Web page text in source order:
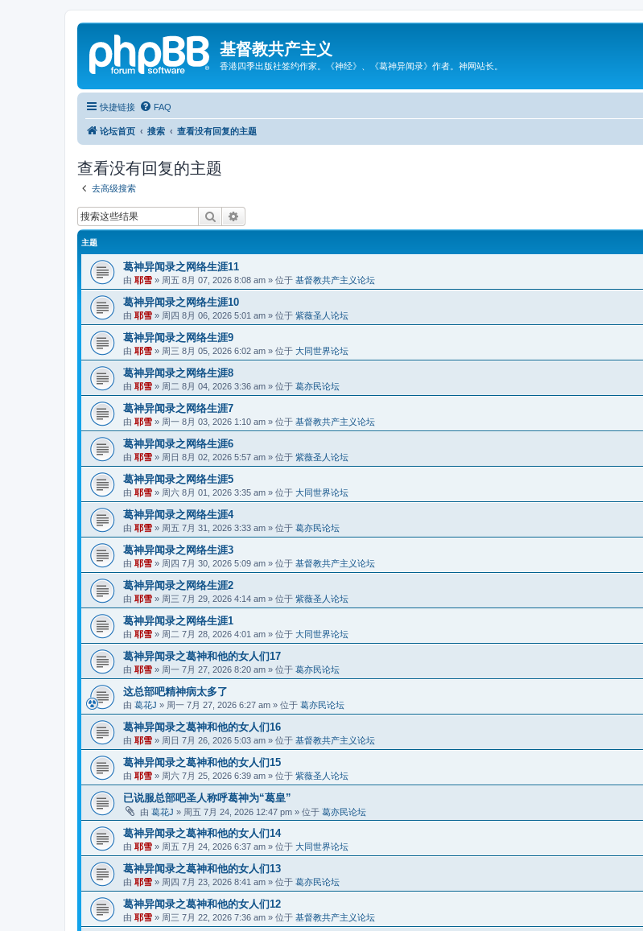
基督教共产主义
香港四季出版社签约作家。《神经》、《葛神异闻录》作者。神网站长。
快捷链接 FAQ
论坛首页 搜索 查看没有回复的主题
查看没有回复的主题
去高级搜索
搜索
主题
葛神异闻录之网络生涯11
由 耶雪 » 周五 8月 07, 2026 8:08 am » 位于 基督教共产主义论坛
葛神异闻录之网络生涯10
由 耶雪 » 周四 8月 06, 2026 5:01 am » 位于 紫薇圣人论坛
葛神异闻录之网络生涯9
由 耶雪 » 周三 8月 05, 2026 6:02 am » 位于 大同世界论坛
葛神异闻录之网络生涯8
由 耶雪 » 周二 8月 04, 2026 3:36 am » 位于 葛亦民论坛
葛神异闻录之网络生涯7
由 耶雪 » 周一 8月 03, 2026 1:10 am » 位于 基督教共产主义论坛
葛神异闻录之网络生涯6
由 耶雪 » 周日 8月 02, 2026 5:57 am » 位于 紫薇圣人论坛
葛神异闻录之网络生涯5
由 耶雪 » 周六 8月 01, 2026 3:35 am » 位于 大同世界论坛
葛神异闻录之网络生涯4
由 耶雪 » 周五 7月 31, 2026 3:33 am » 位于 葛亦民论坛
葛神异闻录之网络生涯3
由 耶雪 » 周四 7月 30, 2026 5:09 am » 位于 基督教共产主义论坛
葛神异闻录之网络生涯2
由 耶雪 » 周三 7月 29, 2026 4:14 am » 位于 紫薇圣人论坛
葛神异闻录之网络生涯1
由 耶雪 » 周二 7月 28, 2026 4:01 am » 位于 大同世界论坛
葛神异闻录之葛神和他的女人们17
由 耶雪 » 周一 7月 27, 2026 8:20 am » 位于 葛亦民论坛
这总部吧精神病太多了
由 葛花J » 周一 7月 27, 2026 6:27 am » 位于 葛亦民论坛
葛神异闻录之葛神和他的女人们16
由 耶雪 » 周日 7月 26, 2026 5:03 am » 位于 基督教共产主义论坛
葛神异闻录之葛神和他的女人们15
由 耶雪 » 周六 7月 25, 2026 6:39 am » 位于 紫薇圣人论坛
已说服总部吧圣人称呼葛神为“葛皇”
由 葛花J » 周五 7月 24, 2026 12:47 pm » 位于 葛亦民论坛
葛神异闻录之葛神和他的女人们14
由 耶雪 » 周五 7月 24, 2026 6:37 am » 位于 大同世界论坛
葛神异闻录之葛神和他的女人们13
由 耶雪 » 周四 7月 23, 2026 8:41 am » 位于 葛亦民论坛
葛神异闻录之葛神和他的女人们12
由 耶雪 » 周三 7月 22, 2026 7:36 am » 位于 基督教共产主义论坛